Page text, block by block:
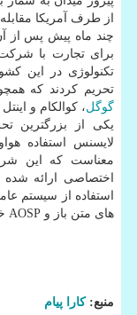
از طرف آمریكا
چند ماه پیش پس از
برای تجارت با
تكنولوژی در این
تحریم كردند كه
گوگل، كوالكام و
یكی از بزرگترین
لایسنس استفاده
معناست كه این
اختصاصی ارائه شده
استفاده از سیستم
های متن باز و AOSP خواهد بود.
منبع:كارا پیام